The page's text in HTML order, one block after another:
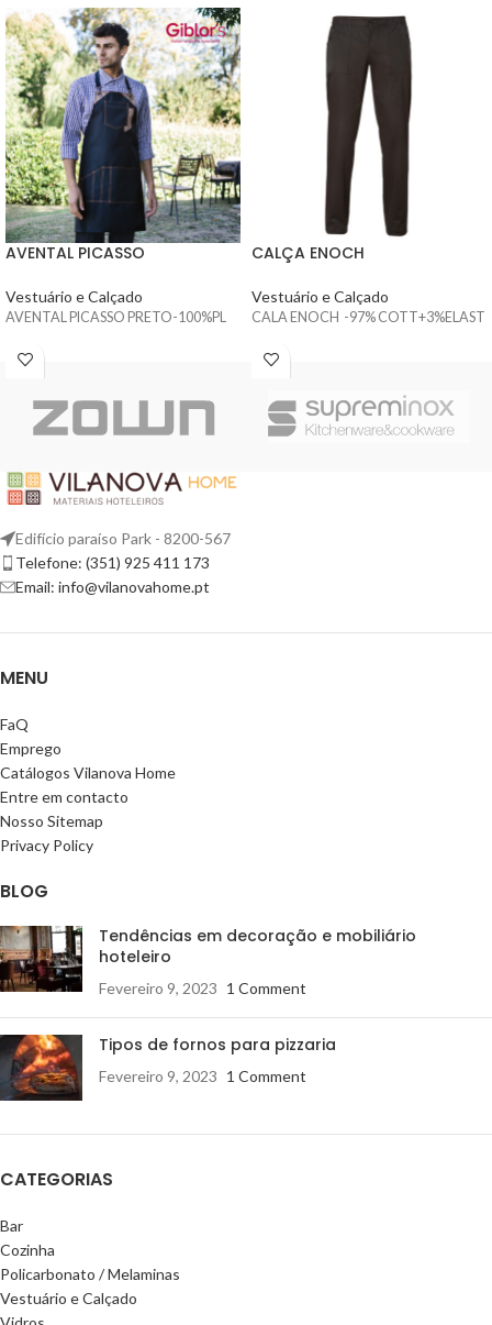
AVENTAL PICASSO
Vestuário e Calçado
AVENTAL PICASSO PRETO-100%PL
CALÇA ENOCH
Vestuário e Calçado
CALA ENOCH -97% COTT+3%ELAST
Edifício paraíso Park - 8200-567
Telefone: (351) 925 411 173
Email: info@vilanovahome.pt
MENU
FaQ
Emprego
Catálogos Vilanova Home
Entre em contacto
Nosso Sitemap
Privacy Policy
BLOG
Tendências em decoração e mobiliário
hoteleiro
Fevereiro 9, 2023 1 Comment
Tipos de fornos para pizzaria
Fevereiro 9, 2023 1 Comment
CATEGORIAS
Bar
Cozinha
Policarbonato / Melaminas
Vestuário e Calçado